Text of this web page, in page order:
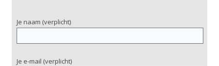
Je naam (verplicht)
Je e-mail (verplicht)